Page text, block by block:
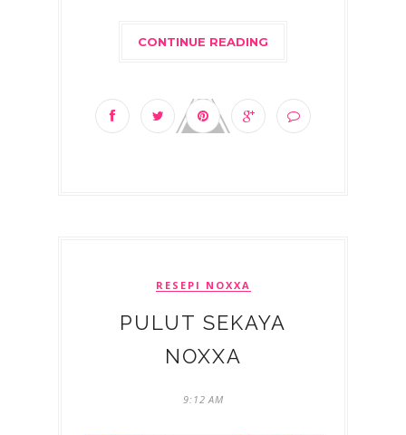
CONTINUE READING
RESEPI NOXXA
PULUT SEKAYA
NOXXA
9:12 AM